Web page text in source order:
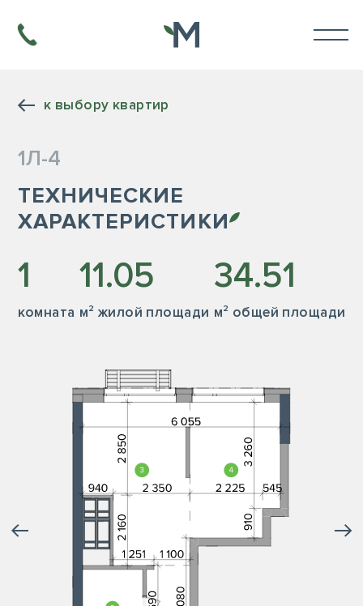
к выбору квартир
1Л-4
ТЕХНИЧЕСКИЕ
ХАРАКТЕРИСТИКИ
1
комната
11.05
м² жилой площади
34.51
м² общей площади